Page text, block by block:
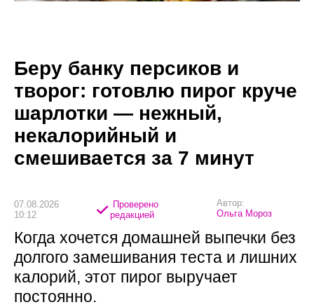
Беру банку персиков и
творог: готовлю пирог круче
шарлотки — нежный,
некалорийный и
смешивается за 7 минут
07.08.2026
10:12
Проверено
редакцией
Автор:
Ольга Мороз
Когда хочется домашней выпечки без
долгого замешивания теста и лишних
калорий, этот пирог выручает
постоянно.